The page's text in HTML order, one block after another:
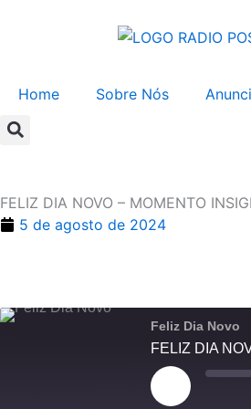
Home Sobre Nós
FELIZ DIA NOVO – MOMENTO
5 de agosto de 2024
Feliz Dia Novo
FELIZ DIA
Reproduzir
episódio